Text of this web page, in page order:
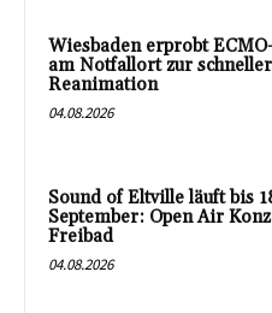
Wiesbaden erprobt
am Notfallort zur
Reanimation
04.08.2026
Sound of Eltville läuft bis
September: Open Air
Freibad
04.08.2026